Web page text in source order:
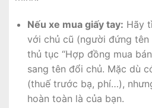
Nếu xe mua giấy tay: Hãy
với chủ cũ (người đứng
thủ tục “Hợp đồng mua
sang tên đổi chủ. Mặc dù
(thuế trước bạ, phí…),
hoàn toàn là của bạn.